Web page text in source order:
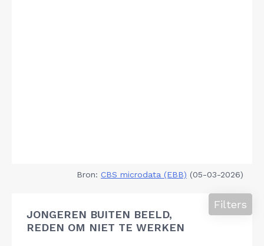
Bron: CBS microdata (EBB) (05-03-2026)
JONGEREN BUITEN BEELD,
REDEN OM NIET TE WERKEN
Filters